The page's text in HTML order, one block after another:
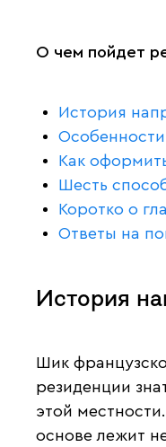
О чем пойдет
История
Особенности
Как
Шесть
Коротко о
Ответы на
История
Шик
резиденции
этой
основе лежит